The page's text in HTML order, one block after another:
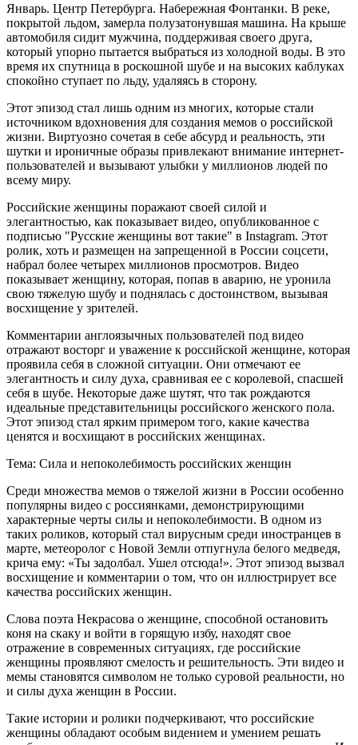
Январь. Центр Петербурга. Набережная Фонтанки. В реке,
покрытой льдом, замерла полузатонувшая машина. На крыше
автомобиля сидит мужчина, поддерживая своего друга,
который упорно пытается выбраться из холодной воды. В это
время их спутница в роскошной шубе и на высоких каблуках
спокойно ступает по льду, удаляясь в сторону.
Этот эпизод стал лишь одним из многих, которые стали
источником вдохновения для создания мемов о российской
жизни. Виртуозно сочетая в себе абсурд и реальность, эти
шутки и ироничные образы привлекают внимание интернет-
пользователей и вызывают улыбки у миллионов людей по
всему миру.
Российские женщины поражают своей силой и
элегантностью, как показывает видео, опубликованное с
подписью "Русские женщины вот такие" в Instagram. Этот
ролик, хоть и размещен на запрещенной в России соцсети,
набрал более четырех миллионов просмотров. Видео
показывает женщину, которая, попав в аварию, не уронила
свою тяжелую шубу и поднялась с достоинством, вызывая
восхищение у зрителей.
Комментарии англоязычных пользователей под видео
отражают восторг и уважение к российской женщине, которая
проявила себя в сложной ситуации. Они отмечают ее
элегантность и силу духа, сравнивая ее с королевой, спасшей
себя в шубе. Некоторые даже шутят, что так рождаются
идеальные представительницы российского женского пола.
Этот эпизод стал ярким примером того, какие качества
ценятся и восхищают в российских женщинах.
Тема: Сила и непоколебимость российских женщин
Среди множества мемов о тяжелой жизни в России особенно
популярны видео с россиянками, демонстрирующими
характерные черты силы и непоколебимости. В одном из
таких роликов, который стал вирусным среди иностранцев в
марте, метеоролог с Новой Земли отпугнула белого медведя,
крича ему: «Ты задолбал. Ушел отсюда!». Этот эпизод вызвал
восхищение и комментарии о том, что он иллюстрирует все
качества российских женщин.
Слова поэта Некрасова о женщине, способной остановить
коня на скаку и войти в горящую избу, находят свое
отражение в современных ситуациях, где российские
женщины проявляют смелость и решительность. Эти видео и
мемы становятся символом не только суровой реальности, но
и силы духа женщин в России.
Такие истории и ролики подчеркивают, что российские
женщины обладают особым видением и умением решать